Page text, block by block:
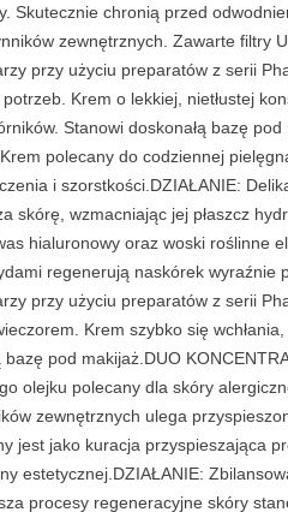
Skutecznie chronią przed
zewnętrznych. Zawarte filtry
przy użyciu preparatów z serii
potrzeb. Krem o lekkiej, nietłustej
Stanowi doskonałą bazę
polecany do codziennej
i szorstkości.DZIAŁANIE:
skórę, wzmacniając jej płaszcz
hialuronowy oraz woski roślinne
regenerują naskórek wyraźnie
przy użyciu preparatów z serii
Krem szybko się
bazę pod makĳaż.DUO
olejku polecany dla skóry
zewnętrznych ulega
jest jako kuracja przyspieszająca
estetycznej.DZIAŁANIE:
procesy regeneracyjne skóry